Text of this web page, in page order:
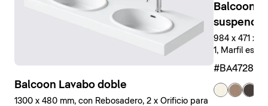
Balcoon Lavabo doble
1300 x 480 mm, con Rebosadero, 2 x Orificio para
Balcoon
984 x 471 x
1, Marfil